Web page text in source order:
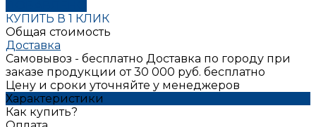
КУПИТЬ В 1 КЛИК
Общая стоимость
Доставка
Самовывоз - бесплатно Доставка по городу при
заказе продукции от 30 000 руб. бесплатно
Цену и сроки уточняйте у менеджеров
Характеристики
Как купить?